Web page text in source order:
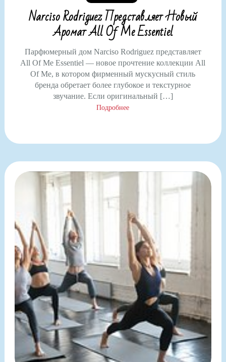
Narciso Rodriguez Представляет Новый
Аромат All Of Me Essentiel
Парфюмерный дом Narciso Rodriguez представляет
All Of Me Essentiel — новое прочтение коллекции All
Of Me, в котором фирменный мускусный стиль
бренда обретает более глубокое и текстурное
звучание. Если оригинальный […]
Подробнее